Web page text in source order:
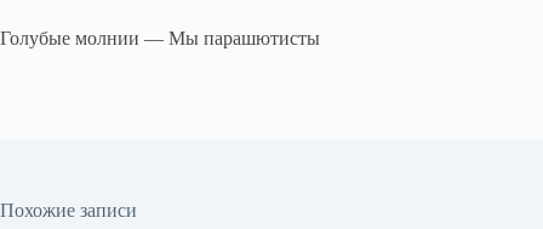
Голубые молнии — Мы парашютисты
Похожие записи